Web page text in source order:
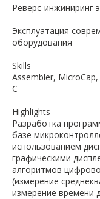
Реверс-инжиниринг
Эксплуатация
оборудования
Skills
Assembler,
C
Highlights
Разработка
базе
использованием
графическими
алгоритмов
(измерение
измерение времени